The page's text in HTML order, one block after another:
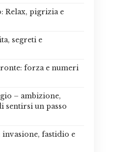
Relax, pigrizia e
segreti e
forza e numeri
– ambizione,
sentirsi un passo
invasione, fastidio e